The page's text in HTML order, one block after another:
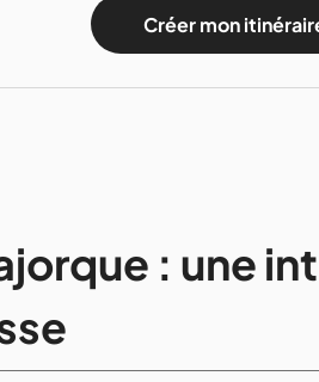
Créer mon
: une